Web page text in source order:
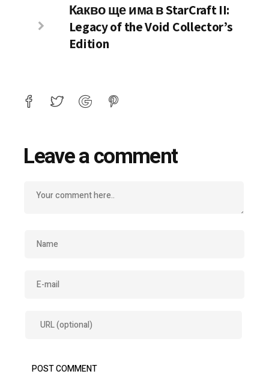
Какво ще има в StarCraft II:
Legacy of the Void Collector’s
Edition
Leave a comment